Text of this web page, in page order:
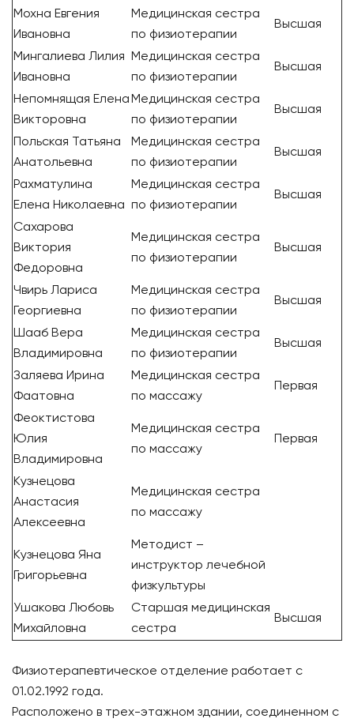
Мохна Евгения
Ивановна
Медицинская сестра
по физиотерапии
Высшая
Мингалиева Лилия
Ивановна
Медицинская сестра
по физиотерапии
Высшая
Непомнящая Елена
Викторовна
Медицинская сестра
по физиотерапии
Высшая
Польская Татьяна
Анатольевна
Медицинская сестра
по физиотерапии
Высшая
Рахматулина
Елена Николаевна
Медицинская сестра
по физиотерапии
Высшая
Сахарова
Виктория
Федоровна
Медицинская сестра
по физиотерапии
Высшая
Чвирь Лариса
Георгиевна
Медицинская сестра
по физиотерапии
Высшая
Шааб Вера
Владимировна
Медицинская сестра
по физиотерапии
Высшая
Заляева Ирина
Фаатовна
Медицинская сестра
по массажу
Первая
Феоктистова
Юлия
Владимировна
Медицинская сестра
по массажу
Первая
Кузнецова
Анастасия
Алексеевна
Медицинская сестра
по массажу
Кузнецова Яна
Григорьевна
Методист –
инструктор лечебной
физкультуры
Ушакова Любовь
Михайловна
Старшая медицинская
сестра
Высшая
Физиотерапевтическое отделение работает с
01.02.1992 года.
Расположено в трех-этажном здании, соединенном с